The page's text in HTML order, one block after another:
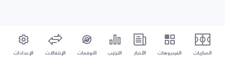
المباريات الفيديوهات الأخبار الترتيب التوقعات الإنتقالات الإعدادات